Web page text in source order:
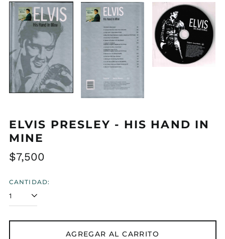
ELVIS PRESLEY - HIS HAND IN
MINE
Precio
$7,500
CANTIDAD:
AGREGAR AL CARRITO